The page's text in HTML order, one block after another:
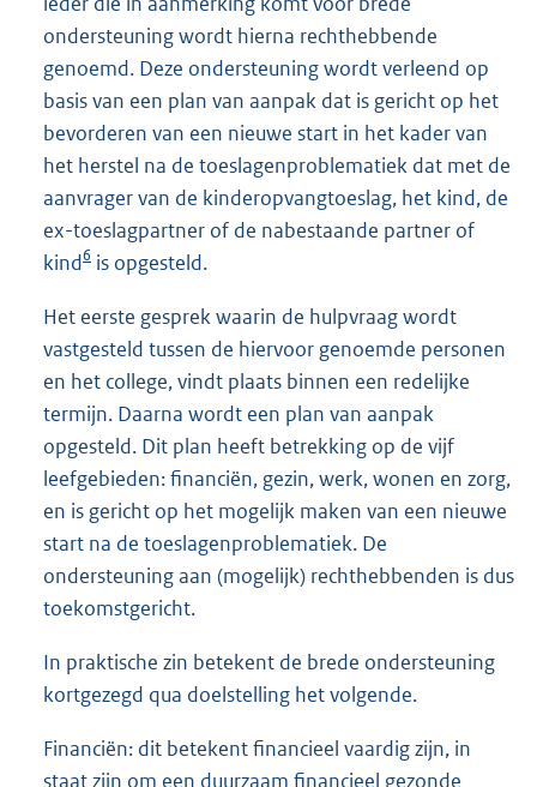
ondersteuning wordt hierna rechthebbende
genoemd. Deze ondersteuning wordt verleend op
basis van een plan van aanpak dat is gericht op het
bevorderen van een nieuwe start in het kader van
het herstel na de toeslagenproblematiek dat met de
aanvrager van de kinderopvangtoeslag, het kind, de
ex-toeslagpartner of de nabestaande partner of
kind6 is opgesteld.
Het eerste gesprek waarin de hulpvraag wordt
vastgesteld tussen de hiervoor genoemde personen
en het college, vindt plaats binnen een redelijke
termijn. Daarna wordt een plan van aanpak
opgesteld. Dit plan heeft betrekking op de vijf
leefgebieden: financiën, gezin, werk, wonen en zorg,
en is gericht op het mogelijk maken van een nieuwe
start na de toeslagenproblematiek. De
ondersteuning aan (mogelijk) rechthebbenden is dus
toekomstgericht.
In praktische zin betekent de brede ondersteuning
kortgezegd qua doelstelling het volgende.
Financiën: dit betekent financieel vaardig zijn, in
staat zijn om een duurzaam financieel gezonde